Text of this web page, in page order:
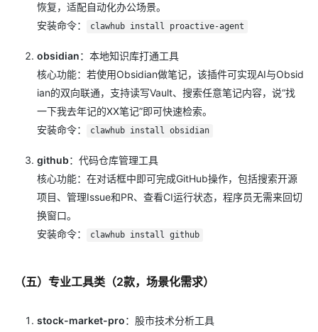
恢复，适配自动化办公场景。
安装命令：
clawhub install proactive-agent
obsidian：本地知识库打通工具
核心功能：若使用Obsidian做笔记，该插件可实现AI与Obsid
ian的双向联通，支持读写Vault、搜索任意笔记内容，说“找
一下我去年记的XX笔记”即可快速检索。
安装命令：
clawhub install obsidian
github：代码仓库管理工具
核心功能：在对话框中即可完成GitHub操作，包括搜索开源
项目、管理Issue和PR、查看CI运行状态，程序员无需来回切
换窗口。
安装命令：
clawhub install github
（五）专业工具类（2款，场景化需求）
stock-market-pro：股市技术分析工具